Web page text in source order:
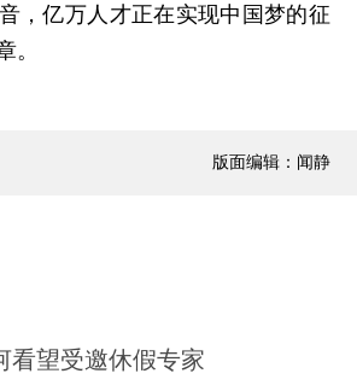
，亿万人才正在实现中国梦的征
。
版面编辑：闻静
看望受邀休假专家